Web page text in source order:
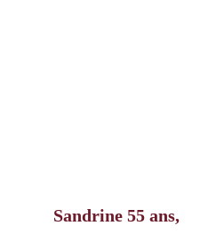
Sandrine 55 ans,